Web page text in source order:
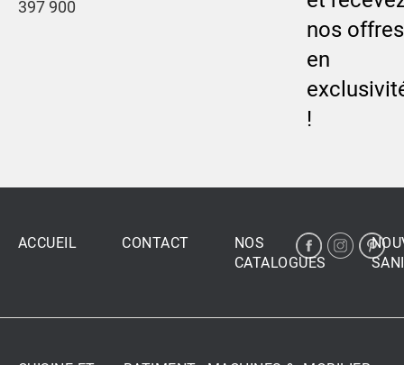
397 900
nos offres
en
!
ACCUEIL CONTACT
NOS
CATALOGUES